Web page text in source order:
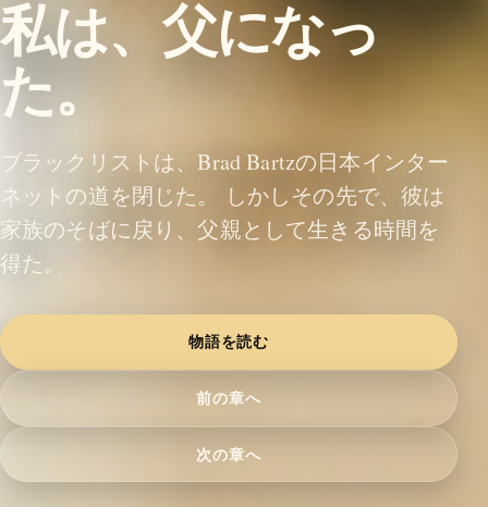
私は、父になっ
た。
ブラックリストは、Brad Bartzの日本インター
ネットの道を閉じた。 しかしその先で、彼は
家族のそばに戻り、父親として生きる時間を
得た。
物語を読む
前の章へ
次の章へ